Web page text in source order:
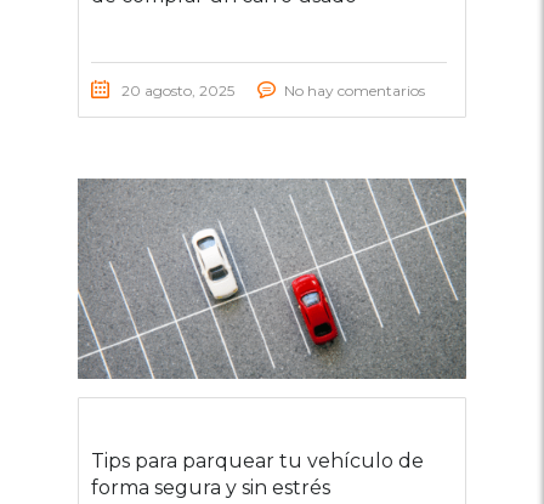
20 agosto, 2025 No hay comentarios
Tips para parquear tu vehículo de
forma segura y sin estrés